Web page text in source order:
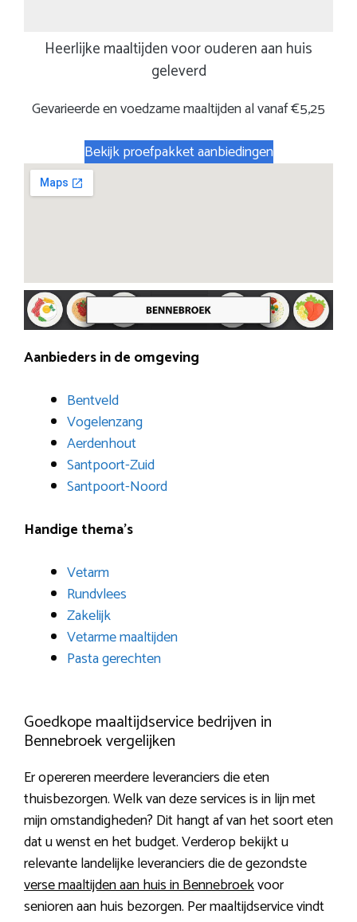
Heerlijke maaltijden voor ouderen aan huis
geleverd
Gevarieerde en voedzame maaltijden al vanaf €5,25
Bekijk proefpakket aanbiedingen
Aanbieders in de omgeving
Bentveld
Vogelenzang
Aerdenhout
Santpoort-Zuid
Santpoort-Noord
Handige thema’s
Vetarm
Rundvlees
Zakelijk
Vetarme maaltijden
Pasta gerechten
Goedkope maaltijdservice bedrijven in
Bennebroek vergelijken
Er opereren meerdere leveranciers die eten
thuisbezorgen. Welk van deze services is in lijn met
mijn omstandigheden? Dit hangt af van het soort eten
dat u wenst en het budget. Verderop bekijkt u
relevante landelijke leveranciers die de gezondste
verse maaltijden aan huis in Bennebroekvoor
senioren aan huis bezorgen. Per maaltijdservice vindt